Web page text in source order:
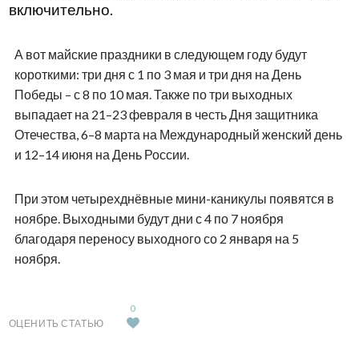
включительно.
А вот майские праздники в следующем году будут
короткими: три дня с 1 по 3 мая и три дня на День
Победы – с 8 по 10 мая. Также по три выходных
выпадает на 21–23 февраля в честь Дня защитника
Отечества, 6–8 марта на Международный женский день
и 12–14 июня на День России.
При этом четырехднёвные мини-каникулы появятся в
ноябре. Выходными будут дни с 4 по 7 ноября
благодаря переносу выходного со 2 января на 5
ноября.
ОЦЕНИТЬ СТАТЬЮ
0